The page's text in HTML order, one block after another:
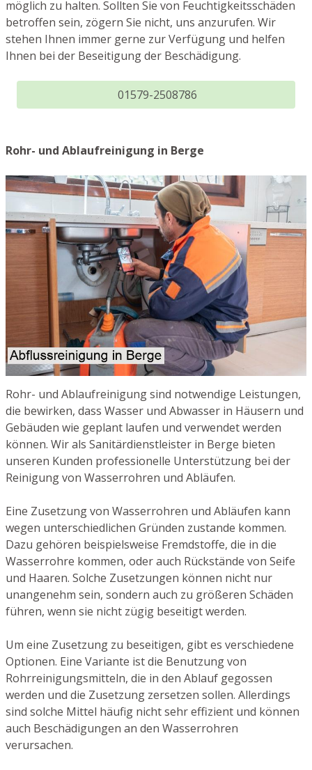
möglich zu halten. Sollten Sie von Feuchtigkeitsschäden
betroffen sein, zögern Sie nicht, uns anzurufen. Wir
stehen Ihnen immer gerne zur Verfügung und helfen
Ihnen bei der Beseitigung der Beschädigung.
01579-2508786
Rohr- und Ablaufreinigung in Berge
Rohr- und Ablaufreinigung sind notwendige Leistungen,
die bewirken, dass Wasser und Abwasser in Häusern und
Gebäuden wie geplant laufen und verwendet werden
können. Wir als Sanitärdienstleister in Berge bieten
unseren Kunden professionelle Unterstützung bei der
Reinigung von Wasserrohren und Abläufen.
Eine Zusetzung von Wasserrohren und Abläufen kann
wegen unterschiedlichen Gründen zustande kommen.
Dazu gehören beispielsweise Fremdstoffe, die in die
Wasserrohre kommen, oder auch Rückstände von Seife
und Haaren. Solche Zusetzungen können nicht nur
unangenehm sein, sondern auch zu größeren Schäden
führen, wenn sie nicht zügig beseitigt werden.
Um eine Zusetzung zu beseitigen, gibt es verschiedene
Optionen. Eine Variante ist die Benutzung von
Rohrreinigungsmitteln, die in den Ablauf gegossen
werden und die Zusetzung zersetzen sollen. Allerdings
sind solche Mittel häufig nicht sehr effizient und können
auch Beschädigungen an den Wasserrohren
verursachen.